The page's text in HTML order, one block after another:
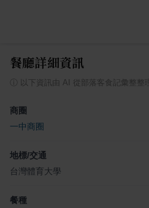
餐廳詳細資訊
ⓘ 以下資訊由 AI 從部落客食記彙整整理
商圈
一中商圈
地標/交通
台灣體育大學
餐種